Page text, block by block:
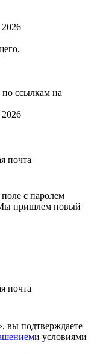
ссылкам на
почта
с паролем
пришлем новый
почта
вы подтверждаете
и условиями